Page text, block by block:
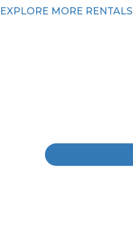
EXPLORE MORE RENTALS